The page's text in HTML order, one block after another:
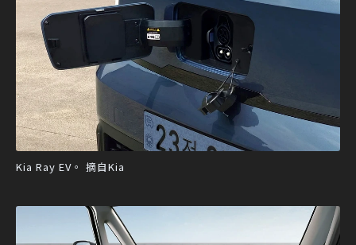
Kia Ray EV。 摘自Kia